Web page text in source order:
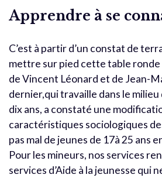
Apprendre à se
C’est à partir d’un constat de
mettre sur pied cette table ronde
de Vincent Léonard et de Jean-
dernier,qui travaille dans le milieu
dix ans, a constaté une
caractéristiques sociologiques
pas mal de jeunes de 17à 25 ans
Pour les mineurs, nos services
services d’Aide à la jeunesse qui